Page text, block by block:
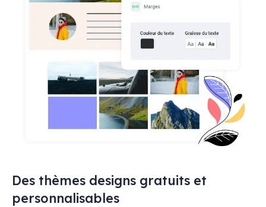
Des thèmes designs gratuits et
personnalisables